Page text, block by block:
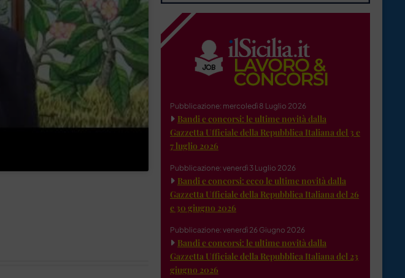
Pubblicazione: mercoledì 8 Luglio 2026
Bandi e concorsi: le ultime novità dalla
Gazzetta Ufficiale della Repubblica Italiana del 3 e
7 luglio 2026
Pubblicazione: venerdì 3 Luglio 2026
Bandi e concorsi: ecco le ultime novità dalla
Gazzetta Ufficiale della Repubblica Italiana del 26
e 30 giugno 2026
Pubblicazione: venerdì 26 Giugno 2026
Bandi e concorsi: le ultime novità dalla
Gazzetta Ufficiale della Repubblica Italiana del 23
giugno 2026